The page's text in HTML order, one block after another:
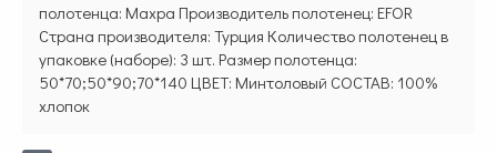
полотенца: Махра Производитель полотенец: EFOR
Страна производителя: Турция Количество полотенец в
упаковке (наборе): 3 шт. Размер полотенца:
50*70;50*90;70*140 ЦВЕТ: Минтоловый СОСТАВ: 100%
хлопок